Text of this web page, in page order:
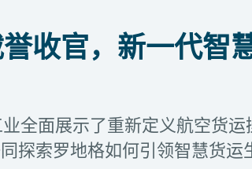
收官，新一代智
全面展示了重新定义航空货运
探索罗地格如何引领智慧货运